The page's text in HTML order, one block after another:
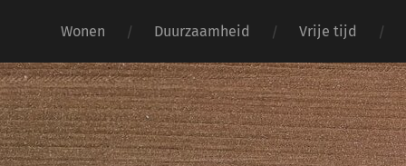
Wonen Duurzaamheid Vrije tijd